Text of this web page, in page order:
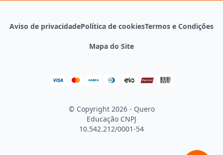
Aviso de privacidadePolítica de cookiesTermos e Condições
Mapa do Site
© Copyright 2026 - Quero
Educação CNPJ
10.542.212/0001-54